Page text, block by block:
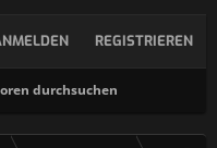
durchsuchen
REGISTRIEREN